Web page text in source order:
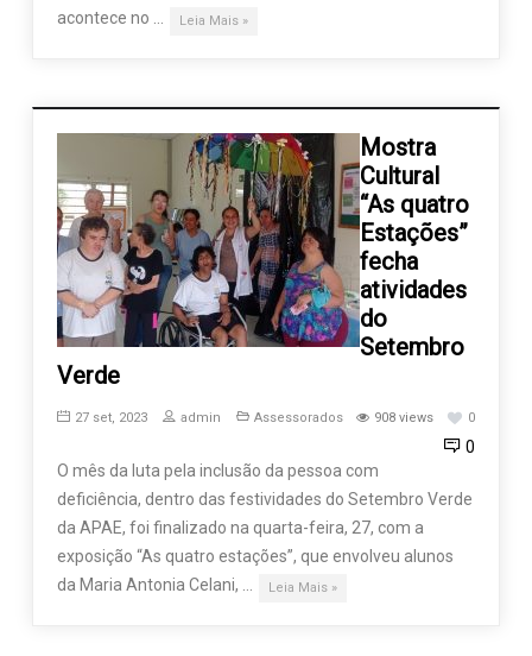
acontece no …
Leia Mais »
Mostra
Cultural
“As quatro
Estações”
fecha
atividades
do
Setembro
Verde
27 set, 2023 admin Assessorados 908 views 0
0
O mês da luta pela inclusão da pessoa com
deficiência, dentro das festividades do Setembro Verde
da APAE, foi finalizado na quarta-feira, 27, com a
exposição “As quatro estações”, que envolveu alunos
da Maria Antonia Celani, …
Leia Mais »